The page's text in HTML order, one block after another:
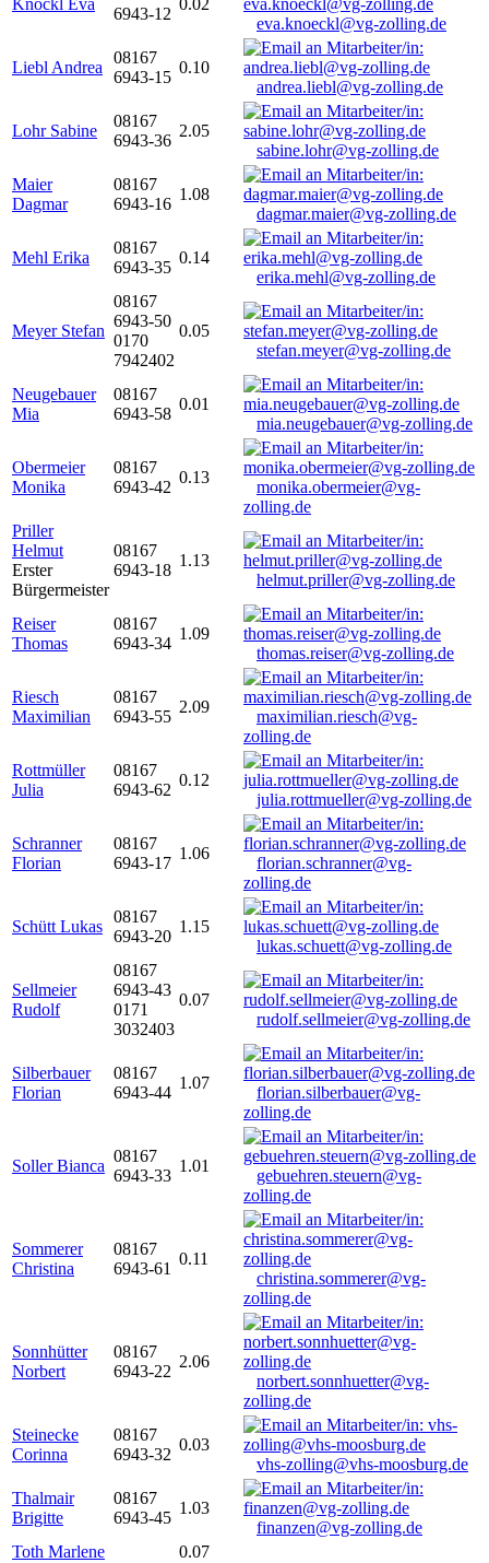
Knöckl Eva
6943-12
0.02
eva.knoeckl@vg-zolling.de
Liebl Andrea
08167
6943-15
0.10
andrea.liebl@vg-zolling.de
Lohr Sabine
08167
6943-36
2.05
sabine.lohr@vg-zolling.de
Maier
Dagmar
08167
6943-16
1.08
dagmar.maier@vg-zolling.de
Mehl Erika
08167
6943-35
0.14
erika.mehl@vg-zolling.de
Meyer Stefan
08167
6943-50
0170
7942402
0.05
stefan.meyer@vg-zolling.de
Neugebauer
Mia
08167
6943-58
0.01
mia.neugebauer@vg-zolling.de
Obermeier
Monika
08167
6943-42
0.13
monika.obermeier@vg-
zolling.de
Priller
Helmut
Erster
Bürgermeister
08167
6943-18
1.13
helmut.priller@vg-zolling.de
Reiser
Thomas
08167
6943-34
1.09
thomas.reiser@vg-zolling.de
Riesch
Maximilian
08167
6943-55
2.09
maximilian.riesch@vg-
zolling.de
Rottmüller
Julia
08167
6943-62
0.12
julia.rottmueller@vg-zolling.de
Schranner
Florian
08167
6943-17
1.06
florian.schranner@vg-
zolling.de
Schütt Lukas
08167
6943-20
1.15
lukas.schuett@vg-zolling.de
Sellmeier
Rudolf
08167
6943-43
0171
3032403
0.07
rudolf.sellmeier@vg-zolling.de
Silberbauer
Florian
08167
6943-44
1.07
florian.silberbauer@vg-
zolling.de
Soller Bianca
08167
6943-33
1.01
gebuehren.steuern@vg-
zolling.de
Sommerer
Christina
08167
6943-61
0.11
christina.sommerer@vg-
zolling.de
Sonnhütter
Norbert
08167
6943-22
2.06
norbert.sonnhuetter@vg-
zolling.de
Steinecke
Corinna
08167
6943-32
0.03
vhs-zolling@vhs-moosburg.de
Thalmair
Brigitte
08167
6943-45
1.03
finanzen@vg-zolling.de
Toth Marlene
0.07